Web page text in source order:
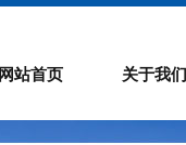
网站首页 关于我们